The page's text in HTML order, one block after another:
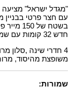
חדש 32 קומות עם שמירה 24/7 שעות ,חדר כושר וחדר דיירים.
משופצת מהיסוד,
שמורות: